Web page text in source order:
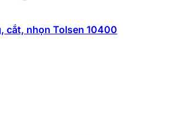
cắt, nhọn Tolsen 10400